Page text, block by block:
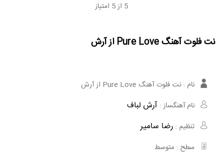
5 از 5 امتیاز
نت فلوت آهنگ Pure Love از آرش
نام : نت فلوت آهنگ Pure Love از آرش
نام آهنگساز : آرش لباف
تنظیم : رضا سامیر
سطح : متوسط